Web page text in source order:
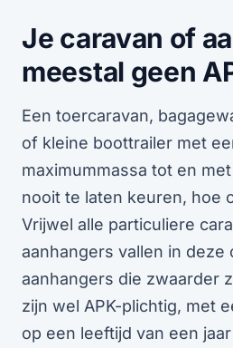
Je caravan of
meestal geen
Een toercaravan,
of kleine boottrailer met
maximummassa tot en
nooit te laten keuren, hoe
Vrijwel alle particuliere
aanhangers vallen in deze
aanhangers die zwaarder
zijn wel APK-plichtig, met
op een leeftijd van een